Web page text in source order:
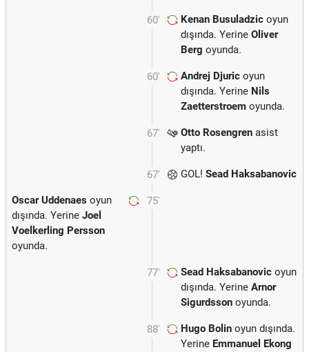
60' Kenan Busuladzic oyun
dışında. Yerine Oliver
Berg oyunda.
60' Andrej Djuric oyun
dışında. Yerine Nils
Zaetterstroem oyunda.
67' Otto Rosengren asist
yaptı.
67' GOL! Sead Haksabanovic
75'
Oscar Uddenaes oyun
dışında. Yerine Joel
Voelkerling Persson
oyunda.
77' Sead Haksabanovic oyun
dışında. Yerine Arnor
Sigurdsson oyunda.
88' Hugo Bolin oyun dışında.
Yerine Emmanuel Ekong